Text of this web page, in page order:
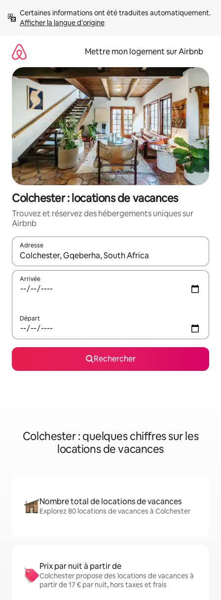
directement
Afficher la langue d'origine
Mettre mon logement sur Airbnb
Colchester : locations de vacances
Trouvez et réservez des hébergements uniques sur
Airbnb
Adresse
Lorsque les résultats s'affichent, utilisez les flèches vers le
Arrivée
Départ
Rechercher
Colchester : quelques chiffres sur les
locations de vacances
Nombre total de locations de vacances
Explorez 80 locations de vacances à Colchester
Prix par nuit à partir de
Colchester propose des locations de vacances à
partir de 17 € par nuit, hors taxes et frais